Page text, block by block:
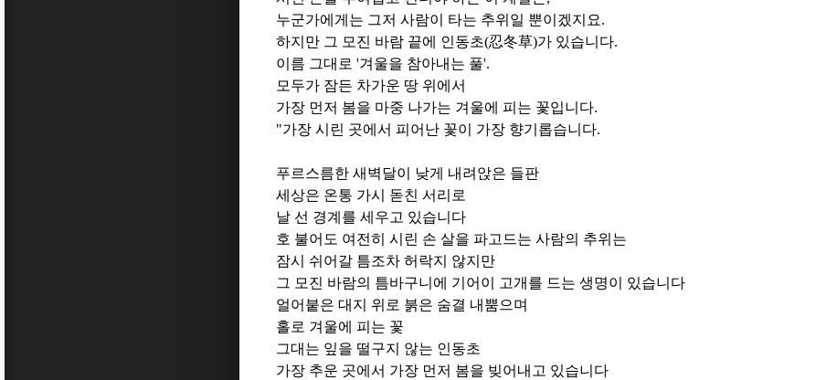
누군가에게는 그저 사람이 타는 추위일 뿐이겠지요.
하지만 그 모진 바람 끝에 인동초(忍冬草)가 있습니다.
이름 그대로 '겨울을 참아내는 풀'.
모두가 잠든 차가운 땅 위에서
가장 먼저 봄을 마중 나가는 겨울에 피는 꽃입니다.
"가장 시린 곳에서 피어난 꽃이 가장 향기롭습니다.
푸르스름한 새벽달이 낮게 내려앉은 들판
세상은 온통 가시 돋친 서리로
날 선 경계를 세우고 있습니다
호 불어도 여전히 시린 손 살을 파고드는 사람의 추위는
잠시 쉬어갈 틈조차 허락지 않지만
그 모진 바람의 틈바구니에 기어이 고개를 드는 생명이 있습니다
얼어붙은 대지 위로 붉은 숨결 내뿜으며
홀로 겨울에 피는 꽃
그대는 잎을 떨구지 않는 인동초
가장 추운 곳에서 가장 먼저 봄을 빚어내고 있습니다